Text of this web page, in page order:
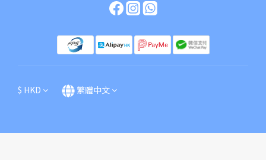
$ HKD 繁體中文